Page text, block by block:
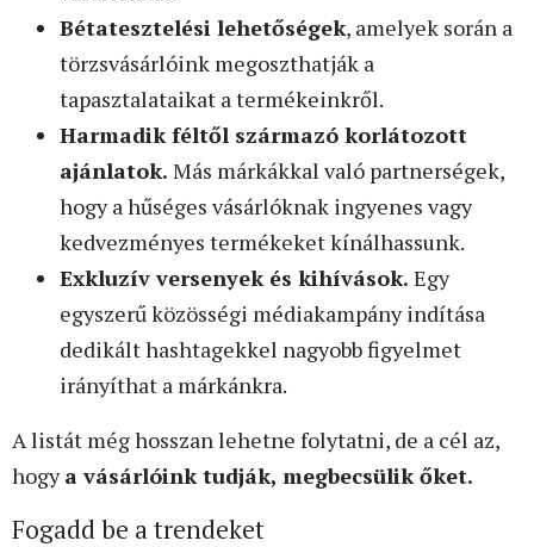
Bétatesztelési lehetőségek, amelyek során a
törzsvásárlóink megoszthatják a
tapasztalataikat a termékeinkről.
Harmadik féltől származó korlátozott
ajánlatok. Más márkákkal való partnerségek,
hogy a hűséges vásárlóknak ingyenes vagy
kedvezményes termékeket kínálhassunk.
Exkluzív versenyek és kihívások. Egy
egyszerű közösségi médiakampány indítása
dedikált hashtagekkel nagyobb figyelmet
irányíthat a márkánkra.
A listát még hosszan lehetne folytatni, de a cél az,
hogya vásárlóink tudják, megbecsülik őket.
Fogadd be a trendeket